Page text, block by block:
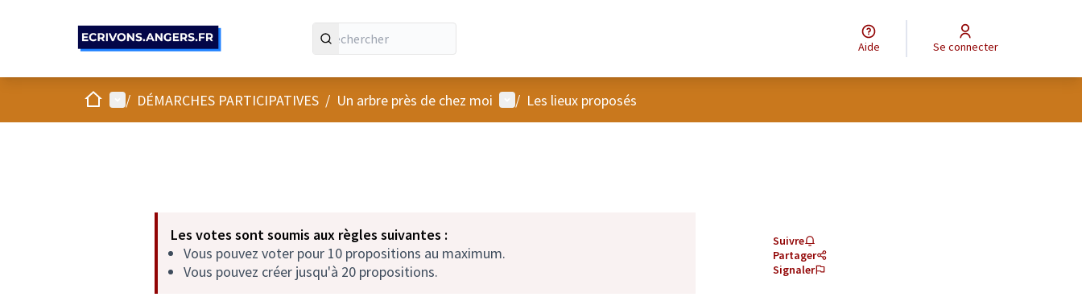
Aide Se connecter
AccueilMenu principal
/ DÉMARCHES PARTICIPATIVES / Un arbre près de chez moi Menu utilisateur
/ Les lieux proposés
Les votes sont soumis aux règles suivantes :
Vous pouvez voter pour 10 propositions au maximum.
Vous pouvez créer jusqu'à 20 propositions.
Suivre
Partager
Signaler